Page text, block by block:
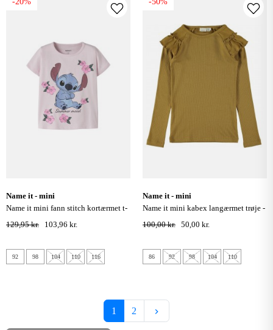
name it - mini
name it mini fann stitch kortærmet t-
shirt - cradle pink
129,95 kr. 103,96 kr.
92 98 104 110 116
name it - mini
name it mini kabex langærmet trøje -
medal bronze
100,00 kr. 50,00 kr.
86 92 98 104 110
1 2 keyboard_arrow_right